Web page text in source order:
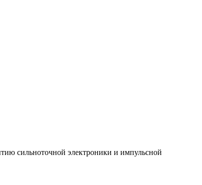
сильноточной электроники и импульсной